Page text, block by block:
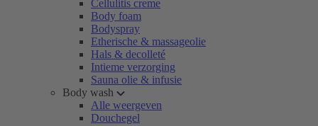
Cellulitis creme
Body foam
Bodyspray
Etherische & massageolie
Hals & decolleté
Intieme verzorging
Sauna olie & infusie
Body wash
Alle weergeven
Douchegel